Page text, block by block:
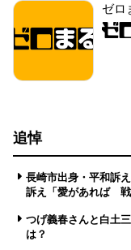
ゼロ
追悼
長崎市出身・平和訴
訴え「愛があれば 戦
つげ義春さんと白土
は？